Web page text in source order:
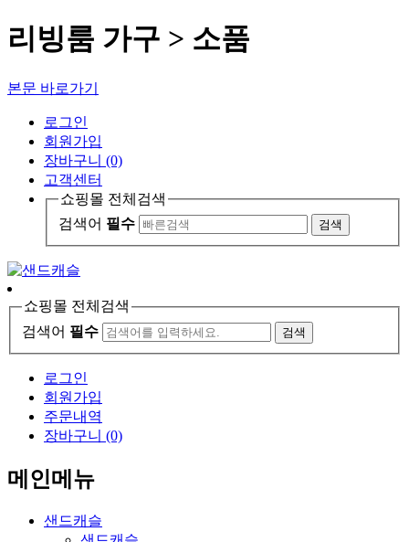
리빙룸 가구 > 소품
본문 바로가기
로그인
회원가입
장바구니 (0)
고객센터
쇼핑몰 전체검색
검색어 필수 검색
쇼핑몰 전체검색
검색어 필수 검색
로그인
회원가입
주문내역
장바구니 (0)
메인메뉴
샌드캐슬